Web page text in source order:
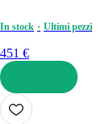
In stock Ultimi pezzi
451 €
AGGIUNGI